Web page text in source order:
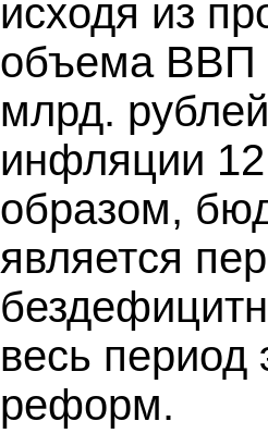
исходя из
объема ВВП
млрд.
инфляции
образом,
является
весь период
реформ.